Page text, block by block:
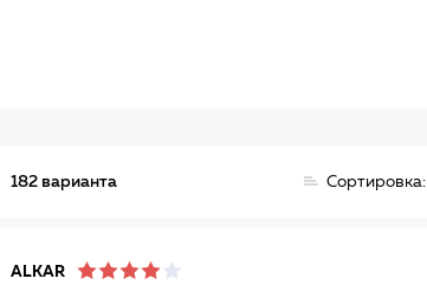
182 варианта Сортировка:
ALKAR